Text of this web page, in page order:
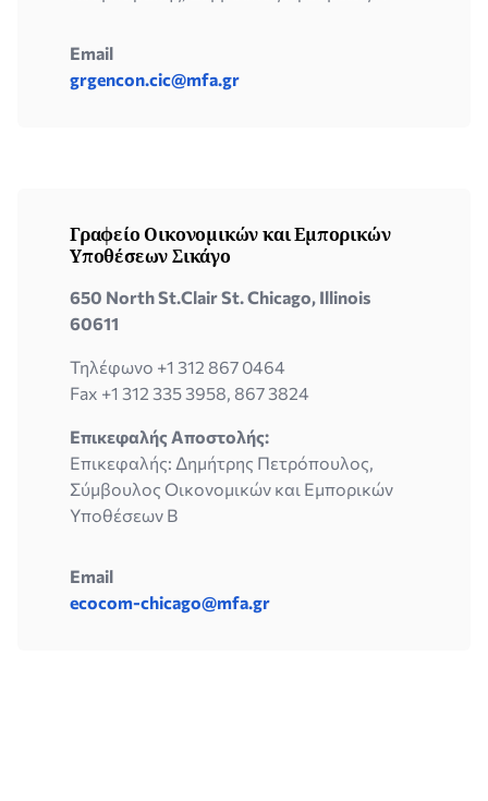
Email
grgencon.cic@mfa.gr
Γραφείο Οικονομικών και Εμπορικών
Υποθέσεων Σικάγο
650 North St.Clair St. Chicago, Illinois
60611
Τηλέφωνο +1 312 867 0464
Fax +1 312 335 3958, 867 3824
Επικεφαλής Αποστολής:
Επικεφαλής: Δημήτρης Πετρόπουλος,
Σύμβουλος Οικονομικών και Εμπορικών
Υποθέσεων Β
Email
ecocom-chicago@mfa.gr